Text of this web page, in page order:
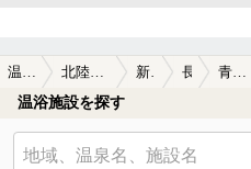
温泉TOP 北陸・甲信越 新潟県 長岡 青葉温泉
温浴施設を探す